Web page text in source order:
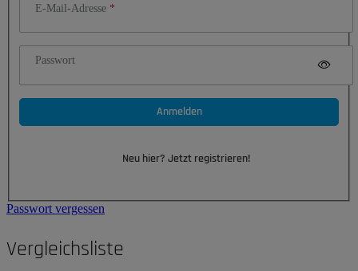
E-Mail-Adresse
Passwort
Anmelden
Neu hier? Jetzt registrieren!
Passwort vergessen
Vergleichsliste